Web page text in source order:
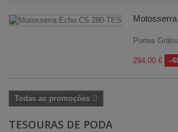
Portes Grátis
294,00 € -
Todas as promoções
TESOURAS DE PODA